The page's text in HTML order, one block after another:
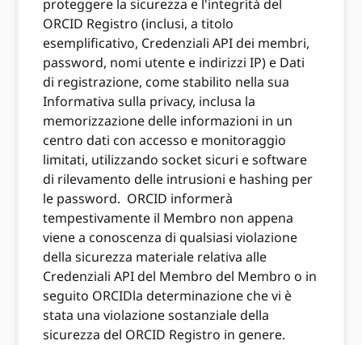
proteggere la sicurezza e l'integrità del
ORCID Registro (inclusi, a titolo
esemplificativo, Credenziali API dei membri,
password, nomi utente e indirizzi IP) e Dati
di registrazione, come stabilito nella sua
Informativa sulla privacy, inclusa la
memorizzazione delle informazioni in un
centro dati con accesso e monitoraggio
limitati, utilizzando socket sicuri e software
di rilevamento delle intrusioni e hashing per
le password. ORCID informerà
tempestivamente il Membro non appena
viene a conoscenza di qualsiasi violazione
della sicurezza materiale relativa alle
Credenziali API del Membro del Membro o in
seguito ORCIDla determinazione che vi è
stata una violazione sostanziale della
sicurezza del ORCID Registro in genere.